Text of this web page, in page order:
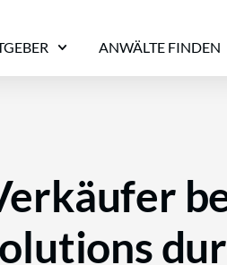
ANWÄLTE FINDEN